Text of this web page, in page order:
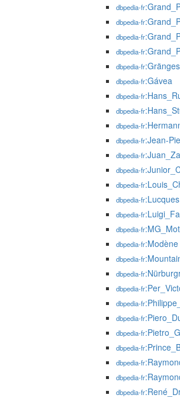
dbpedia-fr
dbpedia-fr
dbpedia-fr
dbpedia-fr
dbpedia-fr
dbpedia-fr:Gávea
dbpedia-fr
dbpedia-fr
dbpedia-fr
dbpedia-fr:Jean-
dbpedia-fr
dbpedia-fr
dbpedia-fr
dbpedia-fr:Lucques
dbpedia-fr
dbpedia-fr
dbpedia-fr:Modène
dbpedia-fr
dbpedia-fr
dbpedia-fr
dbpedia-fr
dbpedia-fr
dbpedia-fr
dbpedia-fr
dbpedia-fr
dbpedia-fr
dbpedia-fr